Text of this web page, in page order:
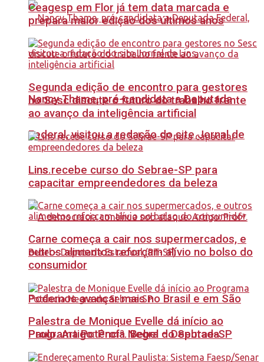
Nancy Thame, pré-candidata a Deputada
Federal, visitou a redação do site Jornal de
Lins.
Podemos avançar mais no Brasil e em São
Paulo. Artigo: Profª. Bebel – Deputada
Ceagesp em Flor já tem data marcada e
prepara maior edição dos últimos anos
Segunda edição de encontro para gestores
no Sesc discute o futuro do trabalho frente
ao avanço da inteligência artificial
Lins recebe curso do Sebrae-SP para
capacitar empreendedores da beleza
Carne começa a cair nos supermercados, e
outros alimentos reforçam alívio no bolso do
consumidor
Palestra de Monique Evelle dá início ao
Programa Potência Negra do Sebrae-SP